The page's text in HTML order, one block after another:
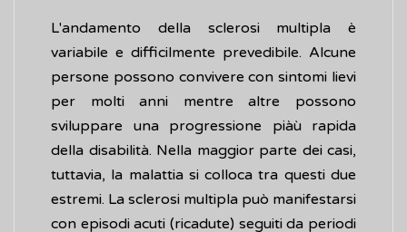
L'andamento della sclerosi multipla è
variabile e difficilmente prevedibile. Alcune
persone possono convivere con sintomi lievi
per molti anni mentre altre possono
sviluppare una progressione piàù rapida
della disabilità. Nella maggior parte dei casi,
tuttavia, la malattia si colloca tra questi due
estremi. La sclerosi multipla può manifestarsi
con episodi acuti (ricadute) seguiti da periodi